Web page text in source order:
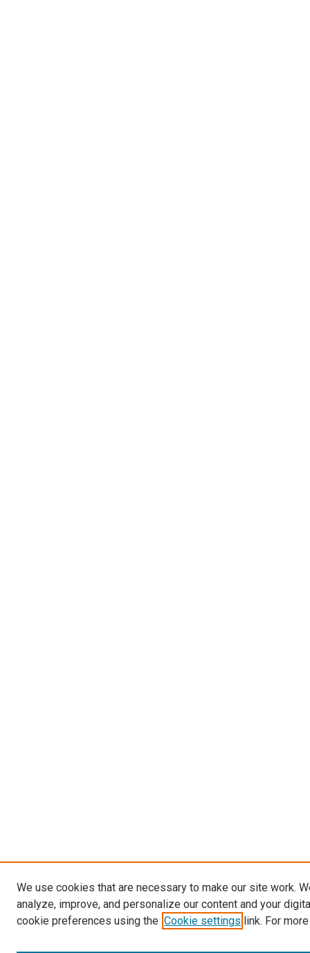
We use cookies that are necessary to make our site work.
analyze, improve, and personalize our content and your
cookie preferences using the Cookie settings link. For